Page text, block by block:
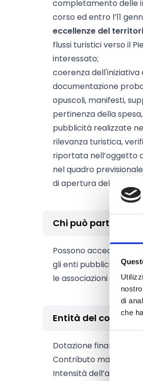
di
che
del
consenso
completamento delle
corso ed entro l’11
eccellenze del
flussi turistici verso il
interessato;
coerenza
documentazione
opuscoli, manifesti,
pertinenza della
pubblicità realizzate
rilevanza turistica,
riportata nell’oggetto
nel quadro
di apertura dello
Chi può partecipare
Possono accedere ai
gli enti pubblici o di
le associazioni senza
Entità del
Dotazione finanziaria
Contributo massimo:
Intensità dell’aiuto: